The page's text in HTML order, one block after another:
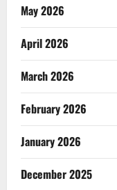
May 2026
April 2026
March 2026
February 2026
January 2026
December 2025